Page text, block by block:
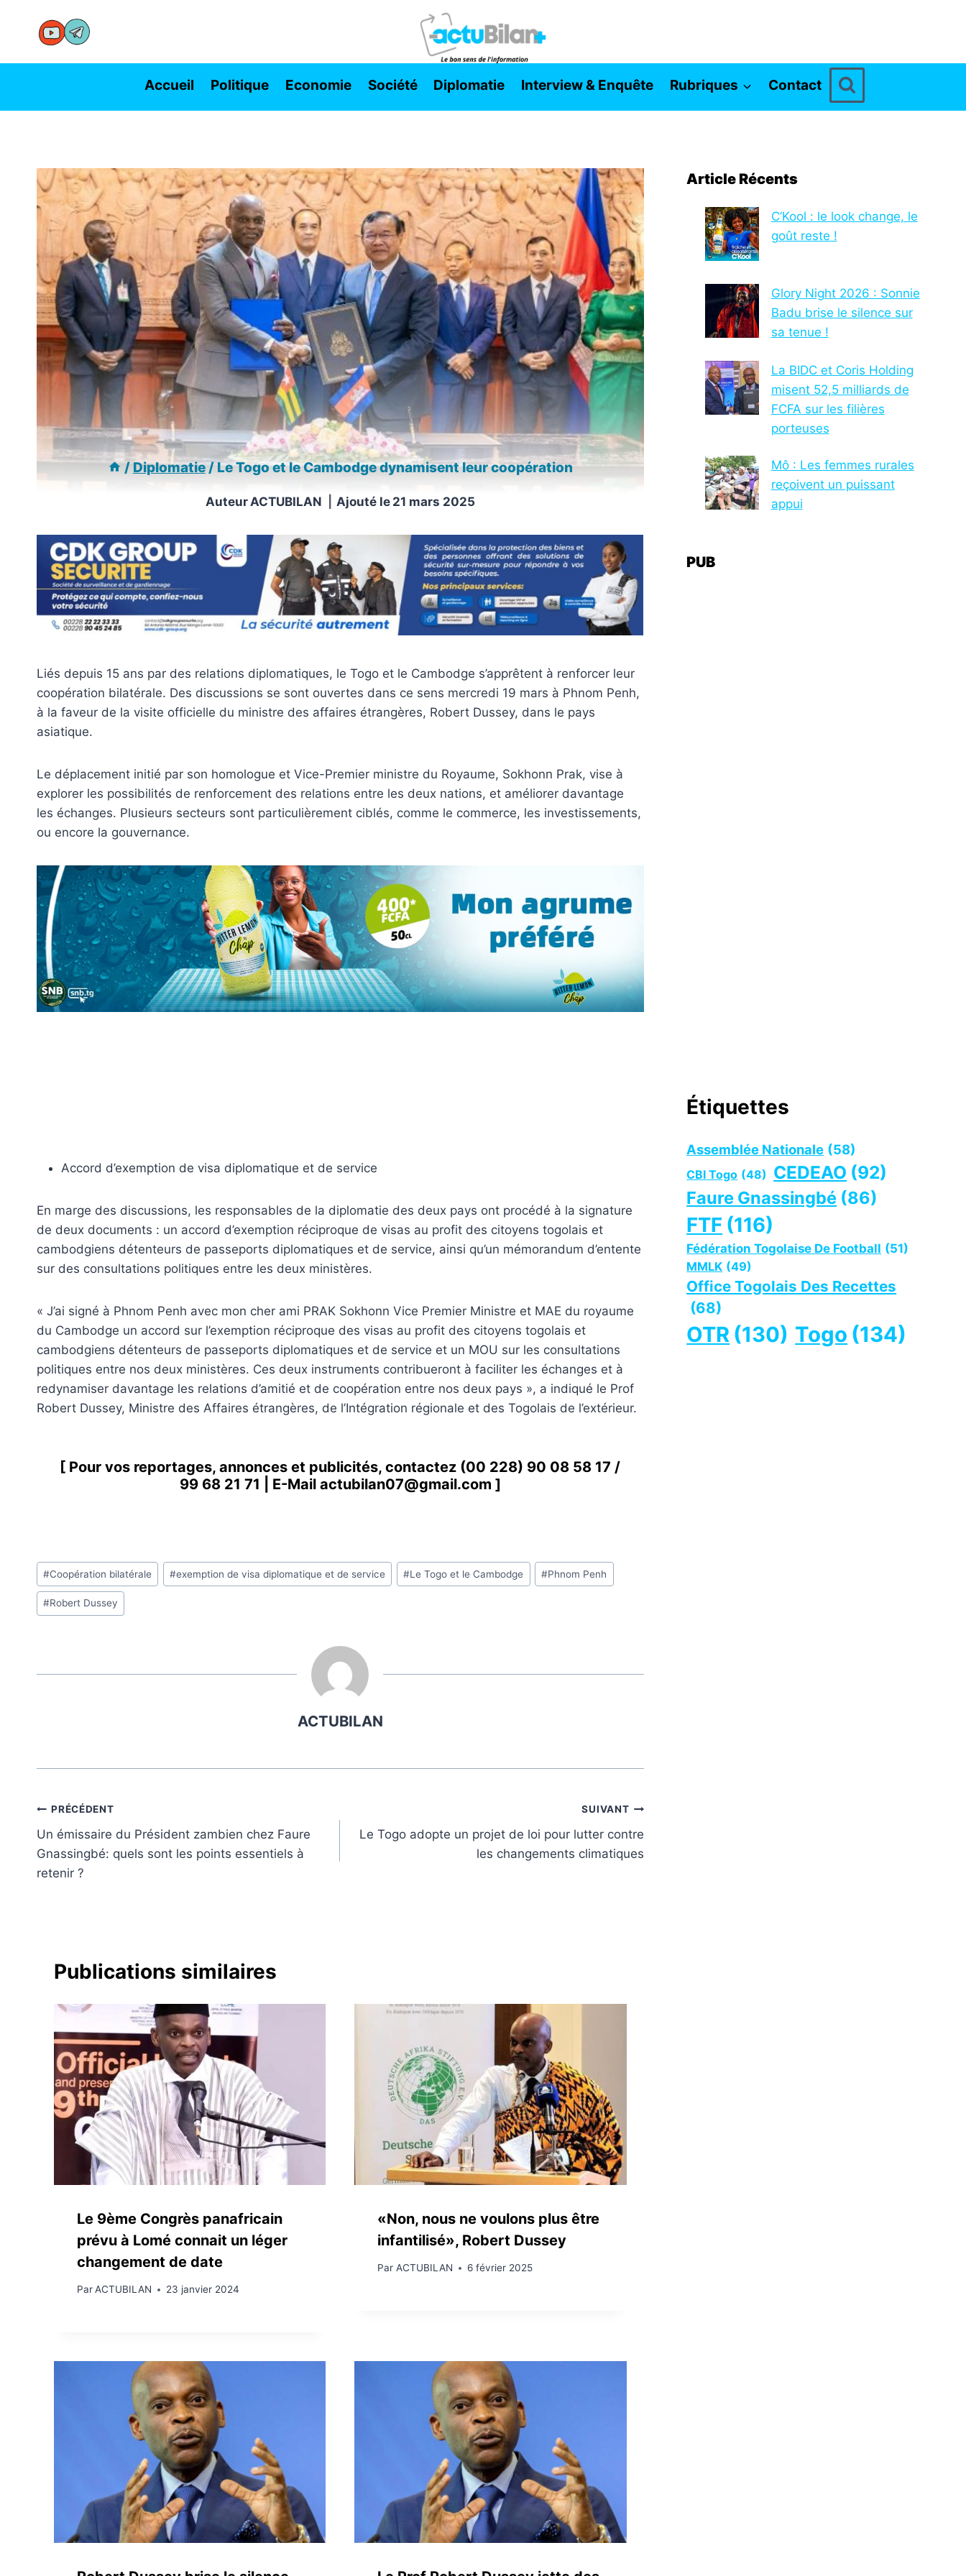
contenu
Accueil Politique Economie Société Diplomatie Interview & Enquête Rubriques Contact
/ Diplomatie/ Le Togo et le Cambodge dynamisent leur coopération
AuteurACTUBILAN Ajouté le 21 mars 2025
Liés depuis 15 ans par des relations diplomatiques, le Togo et le Cambodge s’apprêtent à renforcer leur
coopération bilatérale. Des discussions se sont ouvertes dans ce sens mercredi 19 mars à Phnom Penh,
à la faveur de la visite officielle du ministre des affaires étrangères, Robert Dussey, dans le pays
asiatique.
Le déplacement initié par son homologue et Vice-Premier ministre du Royaume, Sokhonn Prak, vise à
explorer les possibilités de renforcement des relations entre les deux nations, et améliorer davantage
les échanges. Plusieurs secteurs sont particulièrement ciblés, comme le commerce, les investissements,
ou encore la gouvernance.
Accord d’exemption de visa diplomatique et de service
En marge des discussions, les responsables de la diplomatie des deux pays ont procédé à la signature
de deux documents : un accord d’exemption réciproque de visas au profit des citoyens togolais et
cambodgiens détenteurs de passeports diplomatiques et de service, ainsi qu’un mémorandum d’entente
sur des consultations politiques entre les deux ministères.
« J’ai signé à Phnom Penh avec mon cher ami PRAK Sokhonn Vice Premier Ministre et MAE du royaume
du Cambodge un accord sur l’exemption réciproque des visas au profit des citoyens togolais et
cambodgiens détenteurs de passeports diplomatiques et de service et un MOU sur les consultations
politiques entre nos deux ministères. Ces deux instruments contribueront à faciliter les échanges et à
redynamiser davantage les relations d’amitié et de coopération entre nos deux pays », a indiqué le Prof
Robert Dussey, Ministre des Affaires étrangères, de l’Intégration régionale et des Togolais de l’extérieur.
[ Pour vos reportages, annonces et publicités, contactez (00 228) 90 08 58 17 /
99 68 21 71 | E-Mail actubilan07@gmail.com ]
Étiquettes
de
la
#Coopération bilatérale #exemption de visa diplomatique et de service #Le Togo et le Cambodge #Phnom Penh
#Robert Dussey
ACTUBILAN
Navigation
de
l’article
PRÉCÉDENT
Un émissaire du Président zambien chez Faure
Gnassingbé: quels sont les points essentiels à
retenir ?
SUIVANT
Le Togo adopte un projet de loi pour lutter contre
les changements climatiques
Publications similaires
Le 9ème Congrès panafricain
prévu à Lomé connait un léger
changement de date
ParACTUBILAN 23 janvier 2024
«Non, nous ne voulons plus être
infantilisé», Robert Dussey
Par ACTUBILAN 6 février 2025
Article Récents
C’Kool : le look change, le
goût reste !
Glory Night 2026 : Sonnie
Badu brise le silence sur
sa tenue !
La BIDC et Coris Holding
misent 52,5 milliards de
FCFA sur les filières
porteuses
Mô : Les femmes rurales
reçoivent un puissant
appui
PUB
Étiquettes
Assemblée Nationale (58)
CBI Togo (48) CEDEAO (92)
Faure Gnassingbé (86)
FTF (116)
Fédération Togolaise De Football (51)
MMLK (49)
Office Togolais Des Recettes
(68)
OTR (130) Togo (134)